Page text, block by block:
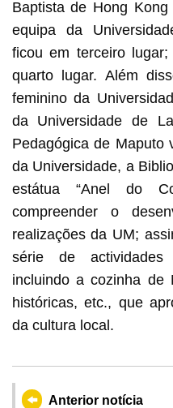
Baptista de Hong
equipa da
ficou em terceiro
quarto lugar. Além
feminino da
da Universidade de
Pedagógica de Maputo
da Universidade, a
estátua “Anel do
compreender o
realizações da UM;
série de actividades
incluindo a cozinha de
históricas, etc., que
da cultura local.
Anterior notícia